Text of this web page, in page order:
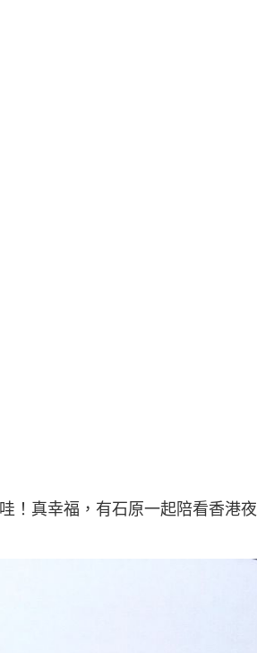
！真幸福，有石原一起陪看香港夜